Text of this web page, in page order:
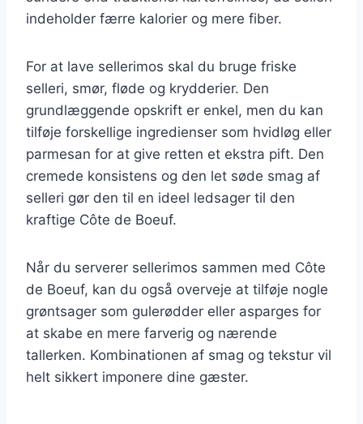
indeholder færre kalorier og mere fiber.
For at lave sellerimos skal du bruge friske
selleri, smør, fløde og krydderier. Den
grundlæggende opskrift er enkel, men du kan
tilføje forskellige ingredienser som hvidløg eller
parmesan for at give retten et ekstra pift. Den
cremede konsistens og den let søde smag af
selleri gør den til en ideel ledsager til den
kraftige Côte de Boeuf.
Når du serverer sellerimos sammen med Côte
de Boeuf, kan du også overveje at tilføje nogle
grøntsager som gulerødder eller asparges for
at skabe en mere farverig og nærende
tallerken. Kombinationen af smag og tekstur vil
helt sikkert imponere dine gæster.